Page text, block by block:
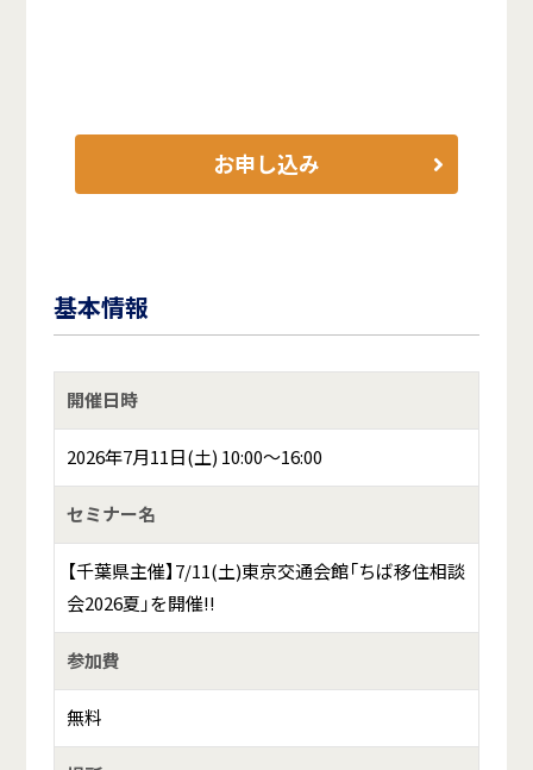
お申し込み
基本情報
開催日時
2026年7月11日(土) 10:00～16:00
セミナー名
【千葉県主催】7/11(土)東京交通会館「ちば移住相談
会2026夏」を開催!!
参加費
無料